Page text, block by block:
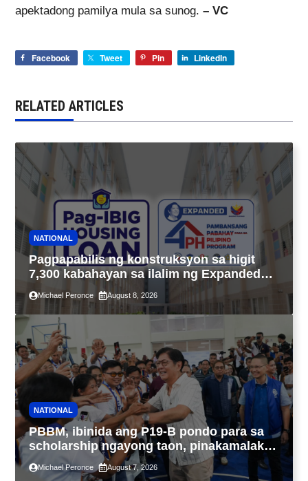
apektadong pamilya mula sa sunog. – VC
Facebook Tweet Pin LinkedIn
RELATED ARTICLES
NATIONAL
Pagpapabilis ng konstruksyon sa higit
7,300 kabahayan sa ilalim ng Expanded
4PH, posible na sa pagtutulungan ng Pag-
IBIG at P.A. Alvarez
Michael Peronce August 8, 2026
NATIONAL
PBBM, ibinida ang P19-B pondo para sa
scholarship ngayong taon, pinakamalaki
sa kasaysayan ng TESDA
Michael Peronce August 7, 2026